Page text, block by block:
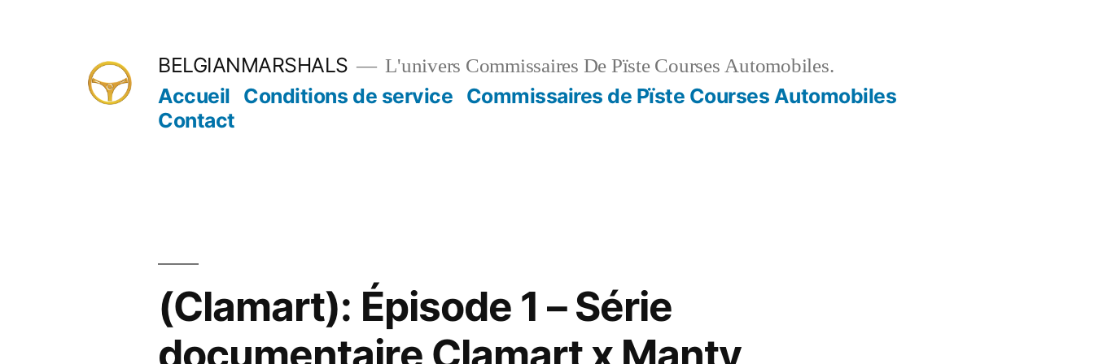
BELGIANMARSHALS L'univers Commissaires De Pïste Courses Automobiles.
Accueil Conditions de service Commissaires de Pïste Courses Automobiles
Contact
(Clamart): Épisode 1 – Série
documentaire Clamart x Manty